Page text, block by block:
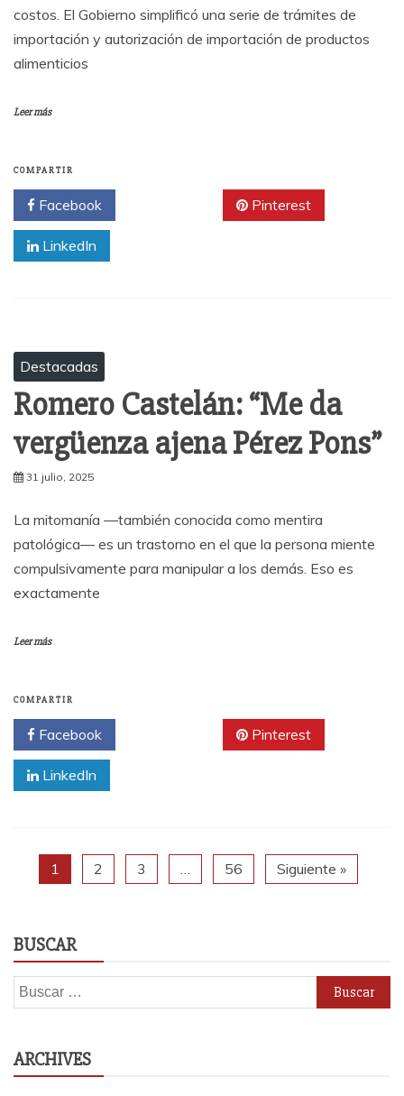
costos. El Gobierno simplificó una serie de trámites de
importación y autorización de importación de productos
alimenticios
Leer más
COMPARTIR
Facebook Pinterest
LinkedIn
Destacadas
Romero Castelán: “Me da
vergüenza ajena Pérez Pons”
31 julio, 2025
La mitomanía —también conocida como mentira
patológica— es un trastorno en el que la persona miente
compulsivamente para manipular a los demás. Eso es
exactamente
Leer más
COMPARTIR
Facebook Pinterest
LinkedIn
1 2 3 56 Siguiente »
BUSCAR
Buscar:
ARCHIVES